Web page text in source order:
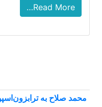
Read More…
محمد صلاح به